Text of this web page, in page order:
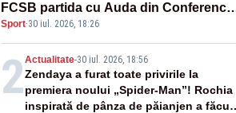
FCSB partida cu Auda din Conference
League
Sport·30 iul. 2026, 18:26
2Actualitate-30 iul. 2026, 18:56
Zendaya a furat toate privirile la
premiera noului „Spider-Man”! Rochia
inspirată de pânza de păianjen a făcut